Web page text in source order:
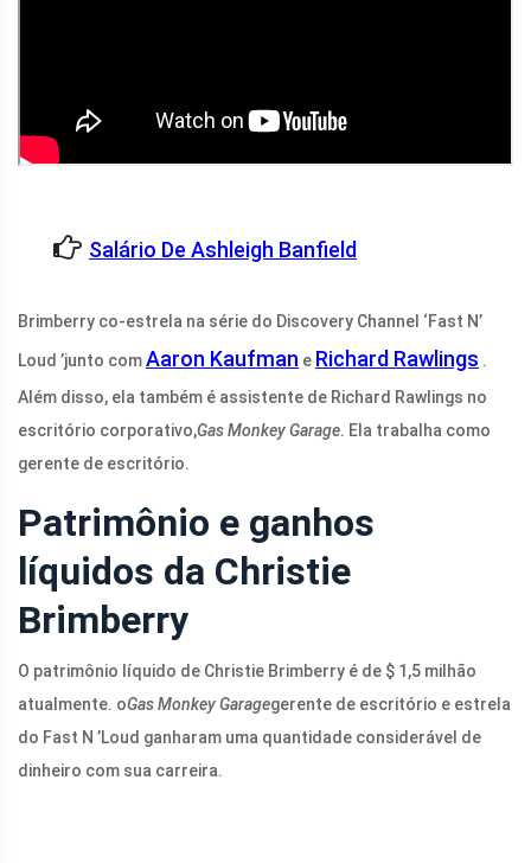
Salário De Ashleigh Banfield
Brimberry co-estrela na série do Discovery Channel ‘Fast N’
Loud ’junto comAaron Kaufman e Richard Rawlings .
Além disso, ela também é assistente de Richard Rawlings no
escritório corporativo,Gas Monkey Garage. Ela trabalha como
gerente de escritório.
Patrimônio e ganhos
líquidos da Christie
Brimberry
O patrimônio líquido de Christie Brimberry é de $ 1,5 milhão
atualmente. oGas Monkey Garagegerente de escritório e estrela
do Fast N ’Loud ganharam uma quantidade considerável de
dinheiro com sua carreira.